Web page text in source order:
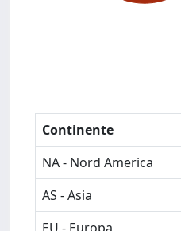
Continente
NA - Nord America
AS - Asia